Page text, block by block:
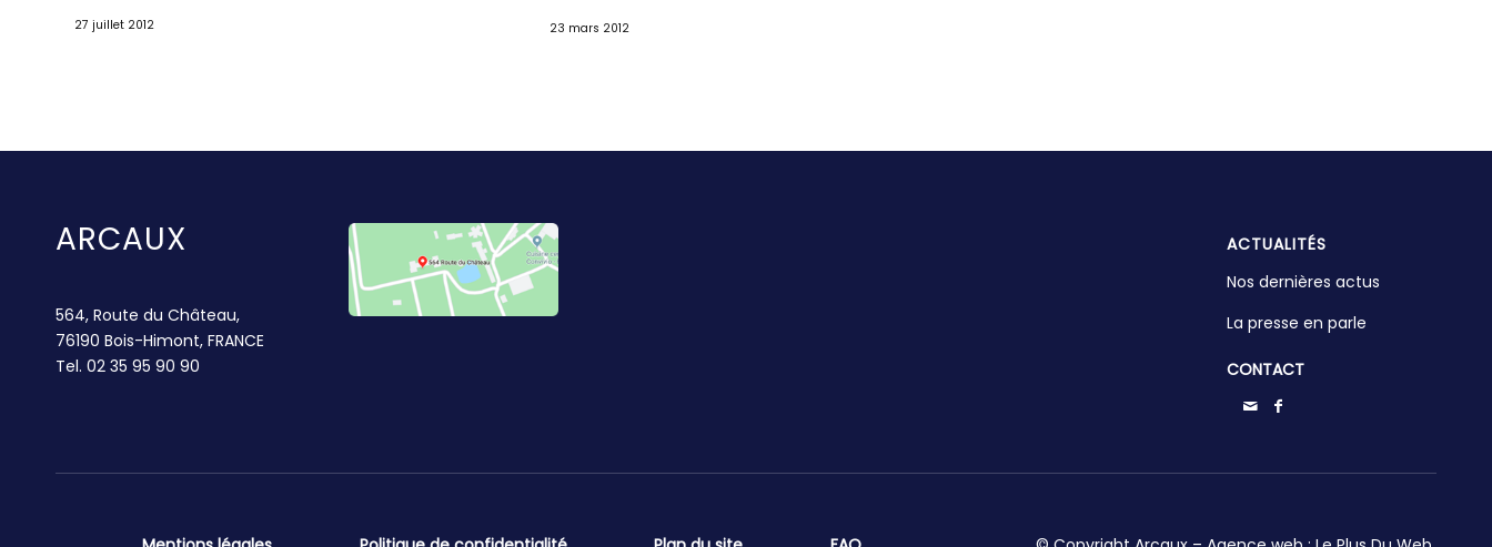
27 juillet 2012 23 mars 2012
ARCAUX
564, Route du Château,
76190 Bois-Himont, FRANCE
Tel. 02 35 95 90 90
ACTUALITÉS
Nos dernières actus
La presse en parle
CONTACT